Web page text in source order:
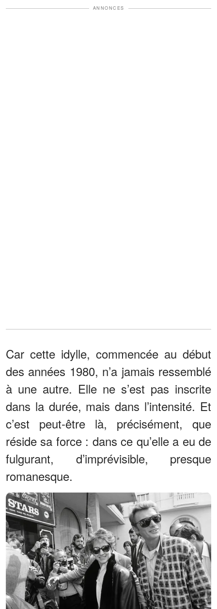
ANNONCES
Car cette idylle, commencée au début
des années 1980, n’a jamais ressemblé
à une autre. Elle ne s’est pas inscrite
dans la durée, mais dans l’intensité. Et
c’est peut-être là, précisément, que
réside sa force : dans ce qu’elle a eu de
fulgurant, d’imprévisible, presque
romanesque.